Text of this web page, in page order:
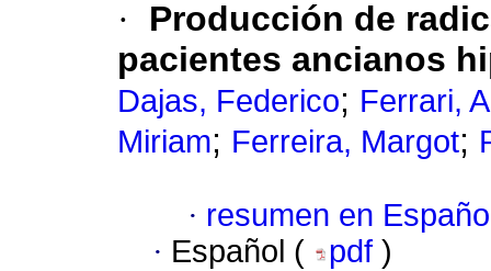
·
Producción de
pacientes ancianos
Dajas, Federico; Ferrari,
Miriam; Ferreira, Margot;
· resumen en
· Español ( pdf )